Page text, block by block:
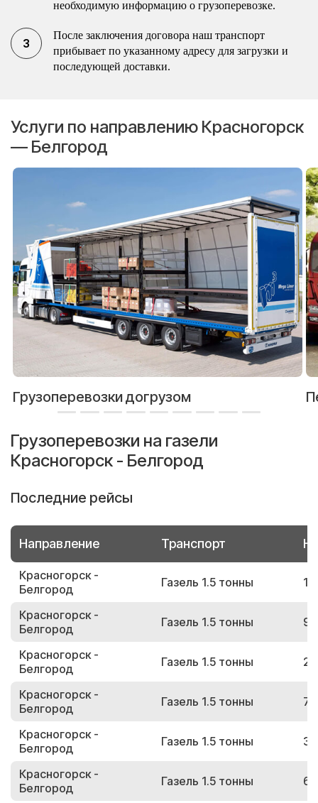
необходимую информацию о грузоперевозке.
После заключения договора наш транспорт
прибывает по указанному адресу для загрузки и
последующей доставки.
Услуги по направлению Красногорск
— Белгород
Грузоперевозки догрузом
Грузоперевозки на газели
Красногорск - Белгород
Последние рейсы
Направление Транспорт
Красногорск -
Белгород
Газель 1.5 тонны
Красногорск -
Белгород
Газель 1.5 тонны
Красногорск -
Белгород
Газель 1.5 тонны
Красногорск -
Белгород
Газель 1.5 тонны
Красногорск -
Белгород
Газель 1.5 тонны
Красногорск -
Белгород
Газель 1.5 тонны